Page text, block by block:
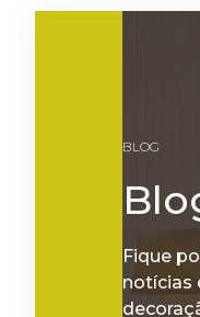
BLOG
Fique
notícias